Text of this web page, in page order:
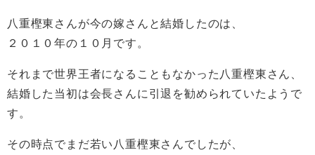
八重樫東さんが今の嫁さんと結婚したのは、
２０１０年の１０月です。
それまで世界王者になることもなかった八重樫東さん、
結婚した当初は会長さんに引退を勧められていたようで
す。
その時点でまだ若い八重樫東さんでしたが、